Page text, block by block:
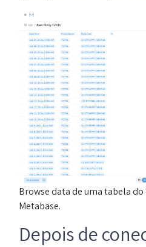
Browse data de uma tabela
Metabase.
Depois de